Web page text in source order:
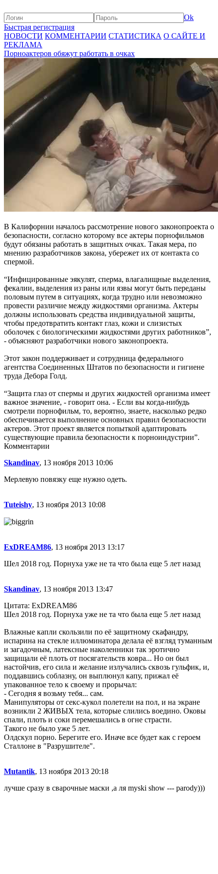
Ok
Быстрая регистрация
НОВОСТИ КОММЕНТАРИИ СТАТИСТИКА О САЙТЕ И
РЕКЛАМА
Порноактеров обяжут работать в очках
В Калифорнии началось рассмотрение нового законопроекта о
безопасности, согласно которому все актеры порнофильмов
будут обязаны работать в защитных очках. Такая мера, по
мнению разработчиков закона, убережет их от контакта со
спермой.
“Инфицированные эякулят, сперма, влагалищные выделения,
фекалии, выделения из раны или язвы могут быть переданы
половым путем в ситуациях, когда трудно или невозможно
провести различие между жидкостями организма. Актеры
должны использовать средства индивидуальной защиты,
чтобы предотвратить контакт глаз, кожи и слизистых
оболочек с биологическими жидкостями других работников”,
- объясняют разработчики нового законопроекта.
Этот закон поддерживает и сотрудница федерального
агентства Соединенных Штатов по безопасности и гигиене
труда Дебора Голд.
“Защита глаз от спермы и других жидкостей организма имеет
важное значение, - говорит она. - Если вы когда-нибудь
смотрели порнофильм, то, вероятно, знаете, насколько редко
обеспечивается выполнение основных правил безопасности
актеров. Этот проект является попыткой адаптировать
существующие правила безопасности к порноиндустрии”.
Комментарии
Skandinav, 13 ноября 2013 10:06
Мерлевую повязку еще нужно одеть.
Tuteishy, 13 ноября 2013 10:08
ExDREAM86, 13 ноября 2013 13:17
Шел 2018 год. Порнуха уже не та что была еще 5 лет назад
Skandinav, 13 ноября 2013 13:47
Цитата: ExDREAM86
Шел 2018 год. Порнуха уже не та что была еще 5 лет назад
Влажные капли скользили по её защитному скафандру,
испарина на стекле иллюминатора делала её взгляд туманным
и загадочным, латексные наколенники так эротично
защищали её плоть от посягательств ковра... Но он был
настойчив, его сила и желание излучались сквозь гульфик, и,
поддавшись соблазну, он выплюнул капу, прижал её
упакованное тело к своему и прорычал:
- Сегодня я возьму тебя... сам.
Манипуляторы от секс-кукол полетели на пол, и на экране
возникли 2 ЖИВЫХ тела, которые слились воедино. Оковы
спали, плоть и соки перемешались в огне страсти.
Такого не было уже 5 лет.
Олдскул порно. Берегите его. Иначе все будет как с героем
Сталлоне в "Разрушителе".
Mutantik, 13 ноября 2013 20:18
лучше сразу в сварочные маски ,а ля myski show --- parody)))